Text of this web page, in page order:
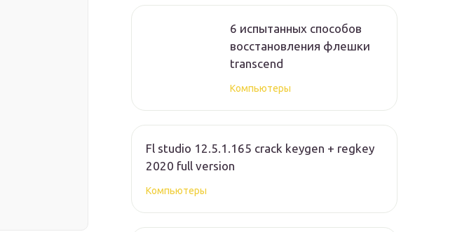
6 испытанных способов
восстановления флешки
transcend
Компьютеры
Fl studio 12.5.1.165 crack keygen + regkey
2020 full version
Компьютеры